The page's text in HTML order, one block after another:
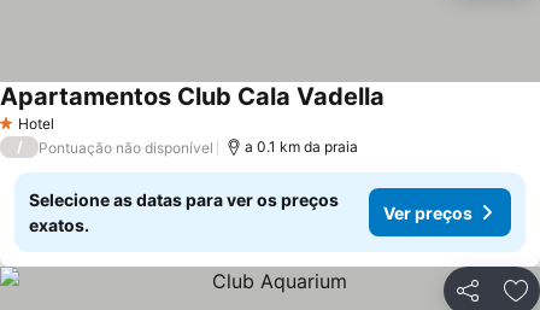
1 Estrelas
Hotel
Apartamentos Club Cala Vadella
/ Pontuação não disponível a 0.1 km da praia
Selecione as datas para ver os preços
exatos.
Ver preços
Partilhar